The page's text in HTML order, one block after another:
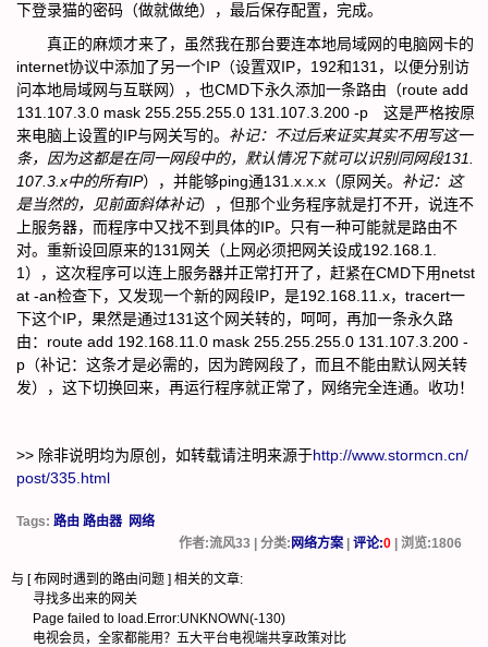
下登录猫的密码（做就做绝），最后保存配置，完成。
真正的麻烦才来了，虽然我在那台要连本地局域网的电脑网卡的
internet协议中添加了另一个IP（设置双IP，192和131，以便分别访
问本地局域网与互联网），也CMD下永久添加一条路由（route add
131.107.3.0 mask 255.255.255.0 131.107.3.200 -p 这是严格按原
来电脑上设置的IP与网关写的。 补记：不过后来证实其实不用写这一
条，因为这都是在同一网段中的，默认情况下就可以识别同网段131.
107.3.x中的所有IP），并能够ping通131.x.x.x（原网关。 补记：这
是当然的，见前面斜体补记），但那个业务程序就是打不开，说连不
上服务器，而程序中又找不到具体的IP。只有一种可能就是路由不
对。重新设回原来的131网关（上网必须把网关设成192.168.1.
1），这次程序可以连上服务器并正常打开了，赶紧在CMD下用netst
at -an检查下，又发现一个新的网段IP，是192.168.11.x，tracert一
下这个IP，果然是通过131这个网关转的，呵呵，再加一条永久路
由：route add 192.168.11.0 mask 255.255.255.0 131.107.3.200 -
p（补记：这条才是必需的，因为跨网段了，而且不能由默认网关转
发），这下切换回来，再运行程序就正常了，网络完全连通。收功！
>> 除非说明均为原创，如转载请注明来源于http://www.stormcn.cn/
post/335.html
Tags: 路由 路由器 网络
作者:流风33 | 分类: 网络方案|评论:0 | 浏览:1806
与 [布网时遇到的路由问题 ] 相关的文章:
寻找多出来的网关
Page failed to load.Error:UNKNOWN(-130)
电视会员，全家都能用？五大平台电视端共享政策对比